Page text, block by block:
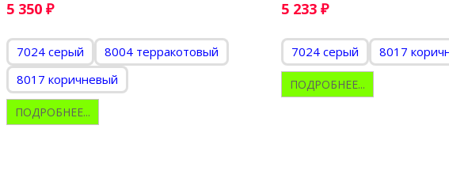
5 350 ₽
7024 серый
8004 терракотовый
8017 коричневый
ПОДРОБНЕЕ...
5 233₽
7024 серый 8017
ПОДРОБНЕЕ...